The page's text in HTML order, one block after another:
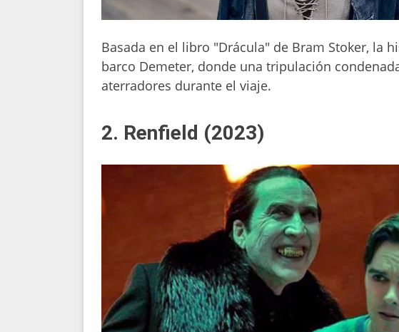
Basada en el libro "Drácula" de Bram Stoker, la
barco Demeter, donde una tripulación
aterradores durante el viaje.
2. Renfield (2023)